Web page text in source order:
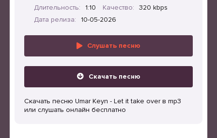
Длительность:
1:10 Качество:
320 kbps
Дата релиза:
10-05-2026
Слушать песню
Скачать песню
Скачать песню Umar Keyn - Let it take over в mp3
или слушать онлайн бесплатно